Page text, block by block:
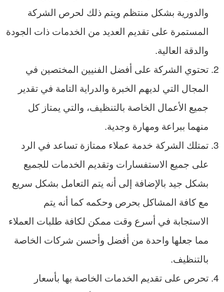
والدورية بشكل منتظم ويتم ذلك لحرص الشركة
المستمرة على تقديم العديد من الخدمات ذات الجودة
والدقة العالية.
تحتوي الشركة على أفضل الفنيين المختصين في
المجال التي لديهم الخبرة والدراية التامة في تقدير
جميع الأعمال الخاصة بالتنظيف، والتي يمتاز كل
منهما ببراعة ومهارة وجدية.
تمتلك الشركة خدمة عملاء ممتازة تساعد في الرد
على جميع الاستفسارات وتقديم الخدمات للجميع
بشكل جيد بالإضافة إلى أنه يتم التعامل بشكل سريع
مع كافة المشاكل بحرص وحكمه كما أنه يتم
الاستجابة في أسرع وقت ممكن لكافة طلبات العملاء
مما جعلها واحدة من أفضل وأحسن شركات الخاصة
بالتنظيف.
تحرص على تقديم الخدمات الخاصة بها بأسعار